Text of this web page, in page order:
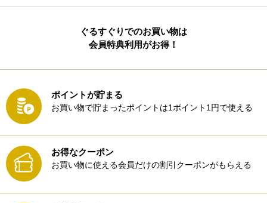
ぐるすぐりでのお買い物は
会員特典利用がお得！
ポイントが貯まる
お買い物で貯まったポイントは1ポイント1円で使える
お得なクーポン
お買い物に使える会員だけの割引クーポンがもらえる